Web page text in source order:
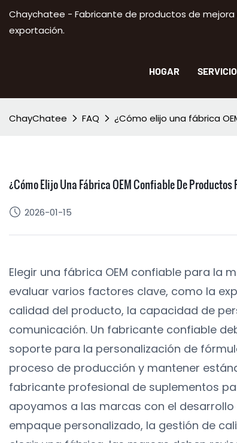
Chaychatee - Fabricante de productos de mejora
exportación.
HOGAR
ChayChatee FAQ ¿Cómo elijo una fábrica
¿Cómo Elijo Una Fábrica OEM Confiable De
2026-01-15
Elegir una fábrica OEM confiable para la
evaluar varios factores clave, como la
calidad del producto, la capacidad de
comunicación. Un fabricante confiable
soporte para la personalización de
proceso de producción y mantener
fabricante profesional de suplementos
apoyamos a las marcas con el
empaque personalizado, la gestión de